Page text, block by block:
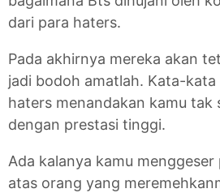
dari para haters.
Pada akhirnya mereka akan
jadi bodoh amatlah. Kata-kata
haters menandakan kamu tak
dengan prestasi tinggi.
Ada kalanya kamu
atas orang yang